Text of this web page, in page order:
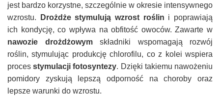
jest bardzo korzystne, szczególnie w okresie intensywnego
wzrostu.
Drożdże stymulują wzrost roślin i poprawiają
ich kondycję, co wpływa na obfitość owoców. Zawarte w
nawozie drożdżowymskładniki wspomagają rozwój
roślin, stymulując produkcję chlorofilu, co z kolei wspiera
processtymulacji fotosyntezy. Dzięki takiemu nawożeniu
pomidory zyskują lepszą odporność na choroby oraz
lepsze warunki do wzrostu.